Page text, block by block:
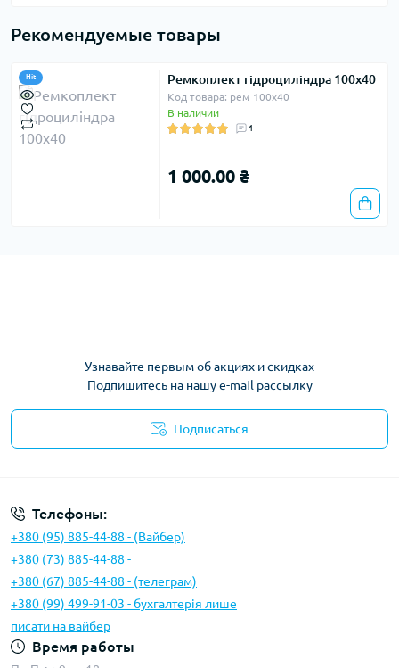
Рекомендуемые товары
Hit Ремкоплект гідроциліндра 100х40
Код товара: рем 100х40
В наличии
1
1 000.00 ₴
Узнавайте первым об акциях и скидках
Подпишитесь на нашу e-mail рассылку
Подписаться
Телефоны:
+380 (95) 885-44-88 - (Вайбер)
+380 (73) 885-44-88 -
+380 (67) 885-44-88 - (телеграм)
+380 (99) 499-91-03 - бухгалтерія лише
писати на вайбер
Время работы